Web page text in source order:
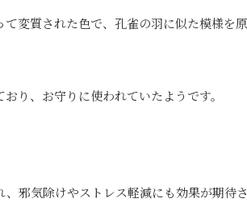
変質された色で、孔雀の羽に似た模様を
り、お守りに使われていたようです。
邪気除けやストレス軽減にも効果が期待